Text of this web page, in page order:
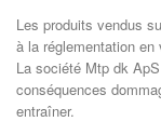
Les produits vendus
à la réglementation en
La société Mtp dk
conséquences
entraîner.